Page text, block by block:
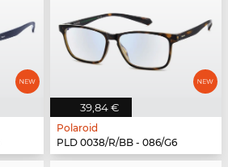
39,84 €
Polaroid
PLD 0038/R/BB - 086/G6